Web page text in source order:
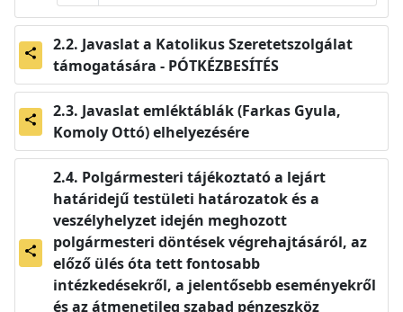
share
Javaslat a Katolikus Szeretetszolgálat
támogatására - PÓTKÉZBESÍTÉS
share
Javaslat emléktáblák (Farkas Gyula,
Komoly Ottó) elhelyezésére
share
Polgármesteri tájékoztató a lejárt
határidejű testületi határozatok és a
veszélyhelyzet idején meghozott
polgármesteri döntések végrehajtásáról, az
előző ülés óta tett fontosabb
intézkedésekről, a jelentősebb eseményekről
és az átmenetileg szabad pénzeszköz